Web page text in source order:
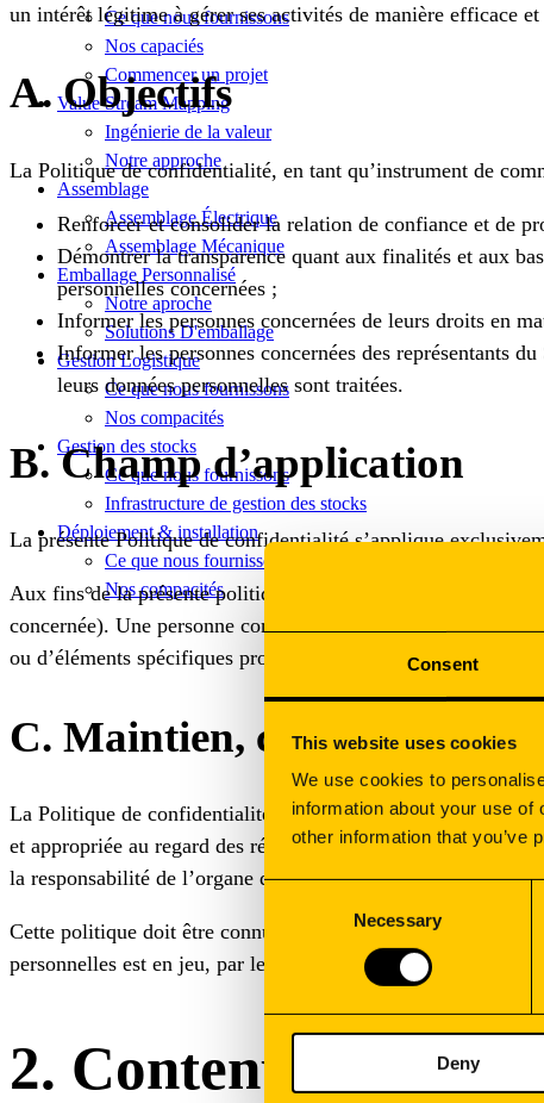
Consent
This website uses cookies
We use cookies to
information about your use
other information that you’ve
Consent
Necessary
Deny
Ce que nous fournissons
Nos capaciés
Commencer un projet
Value Stream Mapping
Ingénierie de la valeur
Notre approche
Assemblage
Assemblage Électrique
Assemblage Mécanique
Emballage Personnalisé
Notre aproche
Solutions D'emballage
Gestion Logistique
Ce que nous fournissons
Nos compacités
Gestion des stocks
Ce que nous fournissons
Infrastructure de gestion des stocks
Déploiement & installation
Ce que nous fournissons
Nos compacités
un intérêt légitime à gérer ses activités de manière efficace
A. Objectifs
La Politique de confidentialité, en tant qu’instrument de
Renforcer et consolider la relation de confiance et de
Démontrer la transparence quant aux finalités et aux
personnelles concernées ;
Informer les personnes concernées de leurs droits en
Informer les personnes concernées des représentants
leurs données personnelles sont traitées.
B. Champ d’application
La présente Politique de confidentialité s’applique
Aux fins de la présente politique, les données personnelles
concernée). Une personne concernée est considérée
ou d’éléments spécifiques propres à son identité physique,
C. Maintien,
La Politique de confidentialité doit être réexaminée chaque
et appropriée au regard des réglementations et lois
la responsabilité de l’organe de direction compétent de
Cette politique doit être connue de tous les employés de
personnelles est en jeu, par le biais de canaux appropriés,
2. Contenu de la